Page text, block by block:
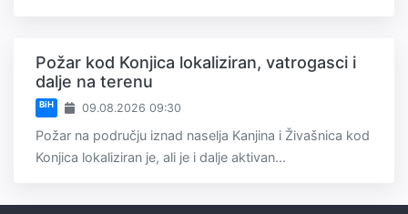
Požar kod Konjica lokaliziran, vatrogasci i
dalje na terenu
BiH 09.08.2026 09:30
Požar na području iznad naselja Kanjina i Živašnica kod
Konjica lokaliziran je, ali je i dalje aktivan...